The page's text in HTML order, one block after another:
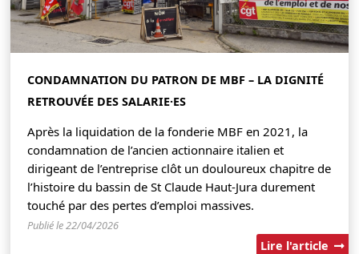
CONDAMNATION DU PATRON DE MBF – LA DIGNITÉ
RETROUVÉE DES SALARIE·ES
Après la liquidation de la fonderie MBF en 2021, la
condamnation de l’ancien actionnaire italien et
dirigeant de l’entreprise clôt un douloureux chapitre de
l’histoire du bassin de St Claude Haut-Jura durement
touché par des pertes d’emploi massives.
Publié le 22/04/2026
Lire l'article